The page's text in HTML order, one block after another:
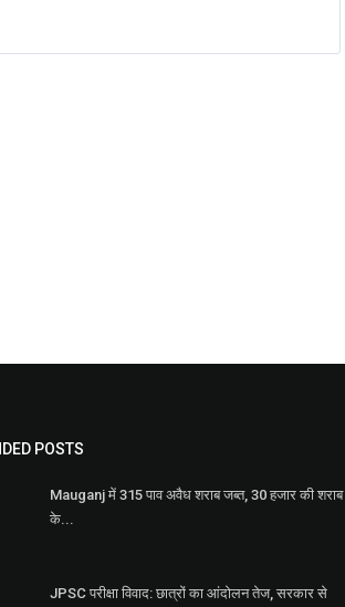
POSTS
Mauganj में 315 पाव अवैध शराब जब्त, 30 हजार की शराब
के...
JPSC परीक्षा विवाद: छात्रों का आंदोलन तेज, सरकार से